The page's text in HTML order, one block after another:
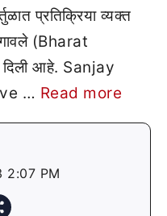
प्रतिक्रिया व्यक्त
(Bharat
दिली आहे. Sanjay
… Read more
2:07 PM